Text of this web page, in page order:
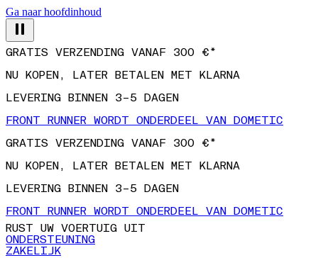
Ga naar hoofdinhoud
GRATIS VERZENDING VANAF 300 €*
NU KOPEN, LATER BETALEN MET KLARNA
LEVERING BINNEN 3–5 DAGEN
FRONT RUNNER WORDT ONDERDEEL VAN DOMETIC
GRATIS VERZENDING VANAF 300 €*
NU KOPEN, LATER BETALEN MET KLARNA
LEVERING BINNEN 3–5 DAGEN
FRONT RUNNER WORDT ONDERDEEL VAN DOMETIC
RUST UW VOERTUIG UIT
ONDERSTEUNING
ZAKELIJK